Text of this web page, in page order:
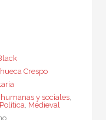
Crespo
y sociales,
Política, Medieval